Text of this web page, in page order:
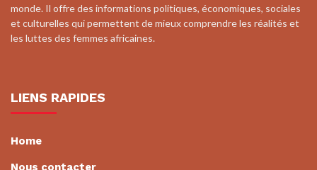
monde. Il offre des informations politiques, économiques, sociales
et culturelles qui permettent de mieux comprendre les réalités et
les luttes des femmes africaines.
LIENS RAPIDES
Home
Nous contacter